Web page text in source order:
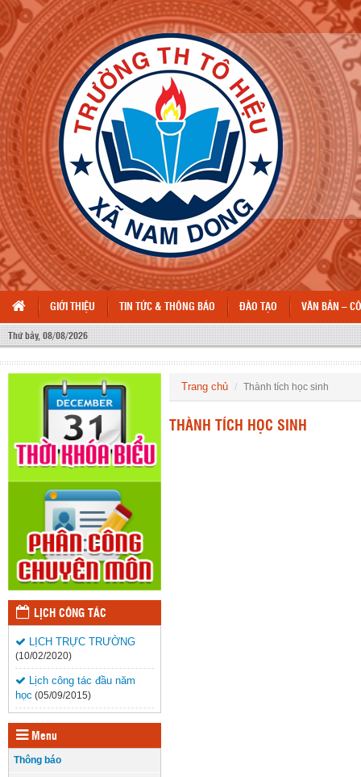
GIỚI THIỆU TIN TỨC & THÔNG BÁO ĐÀO TẠO VĂN BẢN –
Thứ bảy, 08/08/2026
LỊCH CÔNG TÁC
LỊCH TRỰC TRƯỜNG
(10/02/2020)
Lịch công tác đầu năm
học (05/09/2015)
Menu
Thông báo
Trang chủ Thành tích học sinh
THÀNH TÍCH HỌC SINH